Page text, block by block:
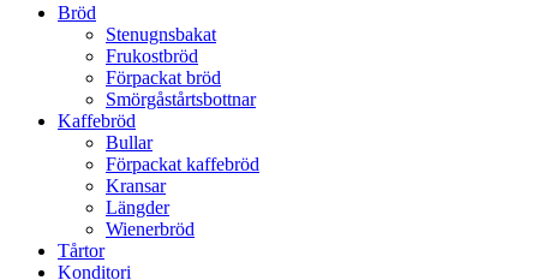
Bröd
Stenugnsbakat
Frukostbröd
Förpackat bröd
Smörgåstårtsbottnar
Kaffebröd
Bullar
Förpackat kaffebröd
Kransar
Längder
Wienerbröd
Tårtor
Konditori